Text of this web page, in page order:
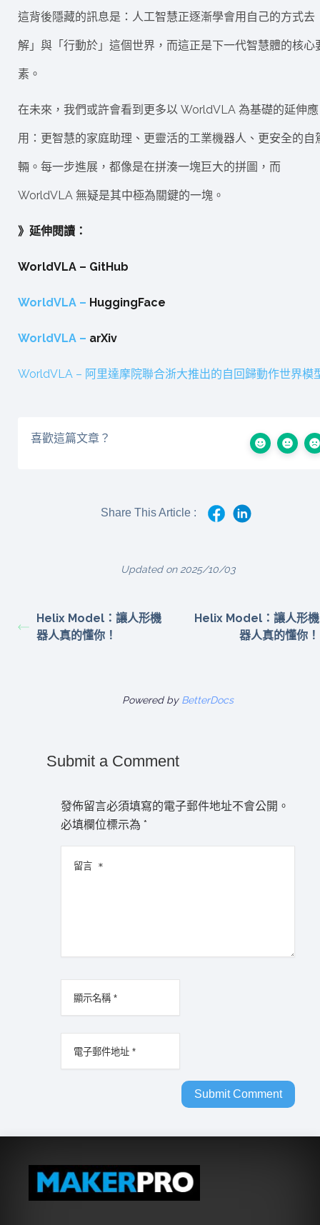
這背後隱藏的訊息是：人工智慧正逐漸學會用自己的方式去
解」與「行動於」這個世界，而這正是下一代智慧體的核心
素。
在未來，我們或許會看到更多以 WorldVLA 為基礎的延伸應
用：更智慧的家庭助理、更靈活的工業機器人、更安全的自
輛。每一步進展，都像是在拼湊一塊巨大的拼圖，而
WorldVLA 無疑是其中極為關鍵的一塊。
》延伸閱讀：
WorldVLA – GitHub
WorldVLA – HuggingFace
WorldVLA – arXiv
WorldVLA – 阿里達摩院聯合浙大推出的自回歸動作世界模
喜歡這篇文章？
Share This Article :
Updated on 2025/10/03
Helix Model：讓人形機
器人真的懂你！
Helix Model：讓人形機
器人真的懂你！
Powered by BetterDocs
Submit a Comment
發佈留言必須填寫的電子郵件地址不會公開。
必填欄位標示為 *